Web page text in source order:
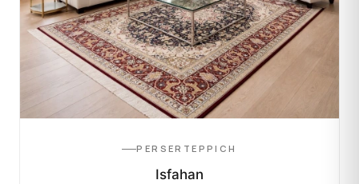
PERSERTEPPICH
Isfahan